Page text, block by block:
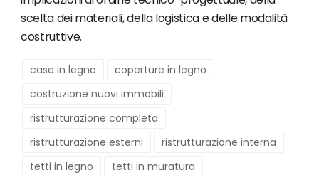
scelta dei materiali, della logistica e delle modalità
costruttive.
case in legno
coperture in legno
costruzione nuovi immobili
ristrutturazione completa
ristrutturazione esterni
ristrutturazione interna
tetti in legno
tetti in muratura